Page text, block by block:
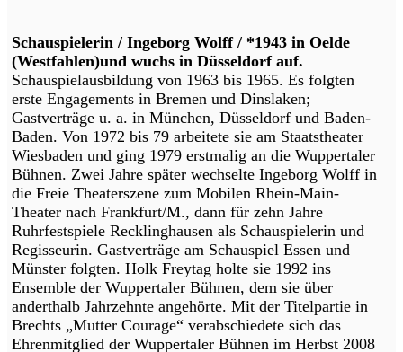
Schauspielerin / Ingeborg Wolff / *1943 in Oelde
(Westfahlen)und wuchs in Düsseldorf auf.
Schauspielausbildung von 1963 bis 1965. Es folgten
erste Engagements in Bremen und Dinslaken;
Gastverträge u. a. in München, Düsseldorf und Baden-
Baden. Von 1972 bis 79 arbeitete sie am Staatstheater
Wiesbaden und ging 1979 erstmalig an die Wuppertaler
Bühnen. Zwei Jahre später wechselte Ingeborg Wolff in
die Freie Theaterszene zum Mobilen Rhein-Main-
Theater nach Frankfurt/M., dann für zehn Jahre
Ruhrfestspiele Recklinghausen als Schauspielerin und
Regisseurin. Gastverträge am Schauspiel Essen und
Münster folgten. Holk Freytag holte sie 1992 ins
Ensemble der Wuppertaler Bühnen, dem sie über
anderthalb Jahrzehnte angehörte. Mit der Titelpartie in
Brechts „Mutter Courage“ verabschiedete sich das
Ehrenmitglied der Wuppertaler Bühnen im Herbst 2008